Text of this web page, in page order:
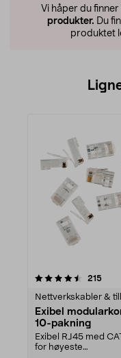
Vi håper du
produkter. Du
produktet
215
Nettverkskabler &
Exibel
10-pakning
Exibel RJ45 med
for høyeste